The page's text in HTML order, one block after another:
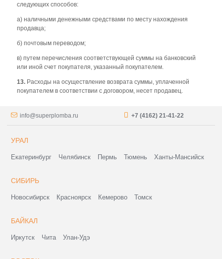
следующих способов:
а) наличными денежными средствами по месту нахождения
продавца;
б) почтовым переводом;
в) путем перечисления соответствующей суммы на банковский
или иной счет покупателя, указанный покупателем.
13. Расходы на осуществление возврата суммы, уплаченной
покупателем в соответствии с договором, несет продавец.
info@superplomba.ru +7 (4162) 21-41-22
УРАЛ
Екатеринбург Челябинск Пермь Тюмень Ханты-Мансийск
СИБИРЬ
Новосибирск Красноярск Кемерово Томск
БАЙКАЛ
Иркутск Чита Улан-Удэ